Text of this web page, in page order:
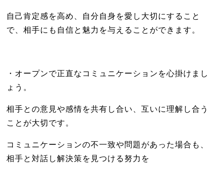
自己肯定感を高め、自分自身を愛し大切にすること
で、相手にも自信と魅力を与えることができます。
・オープンで正直なコミュニケーションを心掛けまし
ょう。
相手との意見や感情を共有し合い、互いに理解し合う
ことが大切です。
コミュニケーションの不一致や問題があった場合も、
相手と対話し解決策を見つける努力を